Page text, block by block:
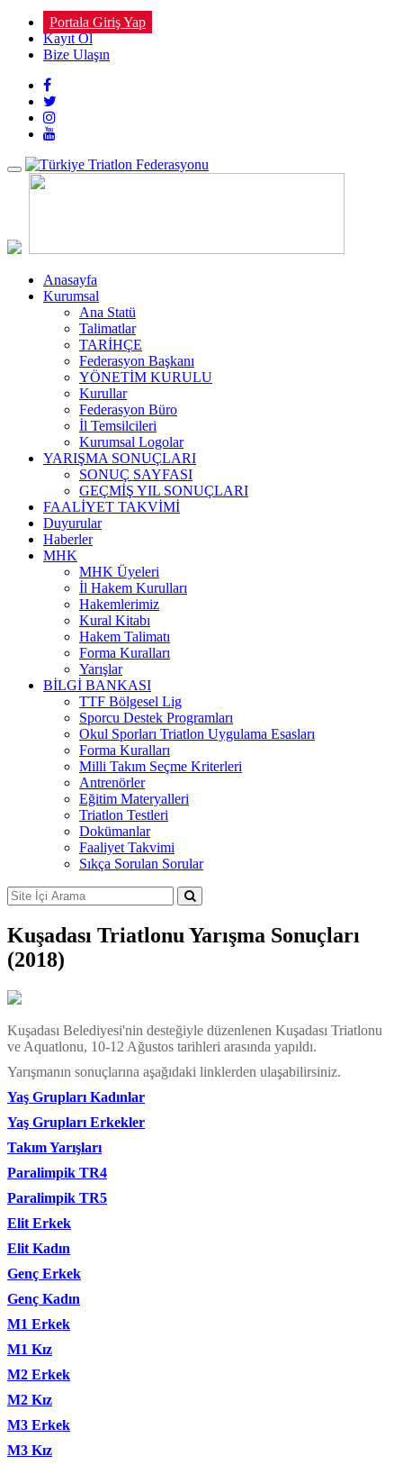
Portala Giriş Yap
Kayıt Ol
Bize Ulaşın
Toggle
navigation
Anasayfa
Kurumsal
Ana Statü
Talimatlar
TARİHÇE
Federasyon Başkanı
YÖNETİM KURULU
Kurullar
Federasyon Büro
İl Temsilcileri
Kurumsal Logolar
YARIŞMA SONUÇLARI
SONUÇ SAYFASI
GEÇMİŞ YIL SONUÇLARI
FAALİYET TAKVİMİ
Duyurular
Haberler
MHK
MHK Üyeleri
İl Hakem Kurulları
Hakemlerimiz
Kural Kitabı
Hakem Talimatı
Forma Kuralları
Yarışlar
BİLGİ BANKASI
TTF Bölgesel Lig
Sporcu Destek Programları
Okul Sporları Triatlon Uygulama Esasları
Forma Kuralları
Milli Takım Seçme Kriterleri
Antrenörler
Eğitim Materyalleri
Triatlon Testleri
Dokümanlar
Faaliyet Takvimi
Sıkça Sorulan Sorular
Kuşadası Triatlonu Yarışma Sonuçları
(2018)
Kuşadası Belediyesi'nin desteğiyle düzenlenen Kuşadası Triatlonu
ve Aquatlonu, 10-12 Ağustos tarihleri arasında yapıldı.
Yarışmanın sonuçlarına aşağıdaki linklerden ulaşabilirsiniz.
Yaş Grupları Kadınlar
Yaş Grupları Erkekler
Takım Yarışları
Paralimpik TR4
Paralimpik TR5
Elit Erkek
Elit Kadın
Genç Erkek
Genç Kadın
M1 Erkek
M1 Kız
M2 Erkek
M2 Kız
M3 Erkek
M3 Kız